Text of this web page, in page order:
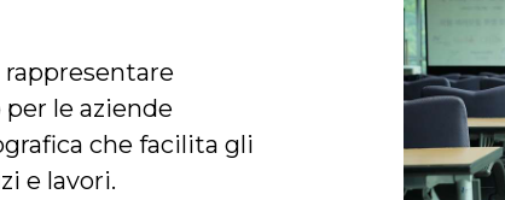
le aziende
che facilita gli
e lavori.